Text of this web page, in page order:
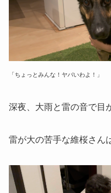
「ちょっとみんな！ヤバいわよ！」
深夜、大雨と雷の音で目
雷が大の苦手な維桜さん